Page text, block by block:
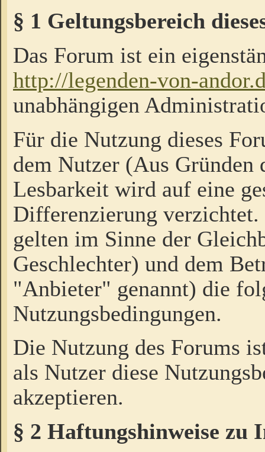
§ 1 Geltungsbereich
Das Forum ist ein
http://legenden-von-
unabhängigen
Für die Nutzung dieses
dem Nutzer (Aus Gründen
Lesbarkeit wird auf eine
Differenzierung
gelten im Sinne der
Geschlechter) und dem
"Anbieter" genannt) die
Nutzungsbedingungen.
Die Nutzung des Forums
als Nutzer diese
akzeptieren.
§ 2 Haftungshinweise zu